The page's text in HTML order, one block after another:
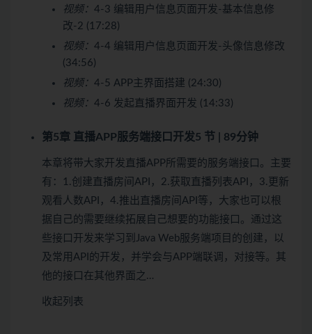
视频： 4-3 编辑用户信息页面开发-基本信息修
改-2 (17:28)
视频： 4-4 编辑用户信息页面开发-头像信息修改
(34:56)
视频： 4-5 APP主界面搭建 (24:30)
视频： 4-6 发起直播界面开发 (14:33)
第5章 直播APP服务端接口开发5 节 | 89分钟
本章将带大家开发直播APP所需要的服务端接口。主要
有：1.创建直播房间API，2.获取直播列表API，3.更新
观看人数API，4.推出直播房间API等，大家也可以根
据自己的需要继续拓展自己想要的功能接口。通过这
些接口开发来学习到Java Web服务端项目的创建，以
及常用API的开发，并学会与APP端联调，对接等。其
他的接口在其他界面之…
收起列表